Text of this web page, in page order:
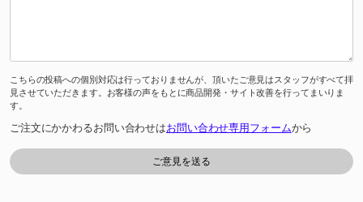
こちらの投稿への個別対応は行っておりませんが、頂いたご意見はスタッフがすべて拝
見させていただきます。お客様の声をもとに商品開発・サイト改善を行ってまいりま
す。
ご注文にかかわるお問い合わせはお問い合わせ専用フォームから